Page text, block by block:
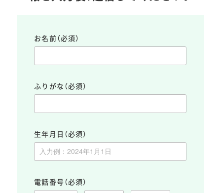
お名前（必須）
ふりがな （必須）
生年月日 （必須）
電話番号（必須）